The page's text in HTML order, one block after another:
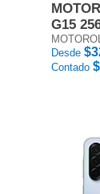
G15
Desde
Contado